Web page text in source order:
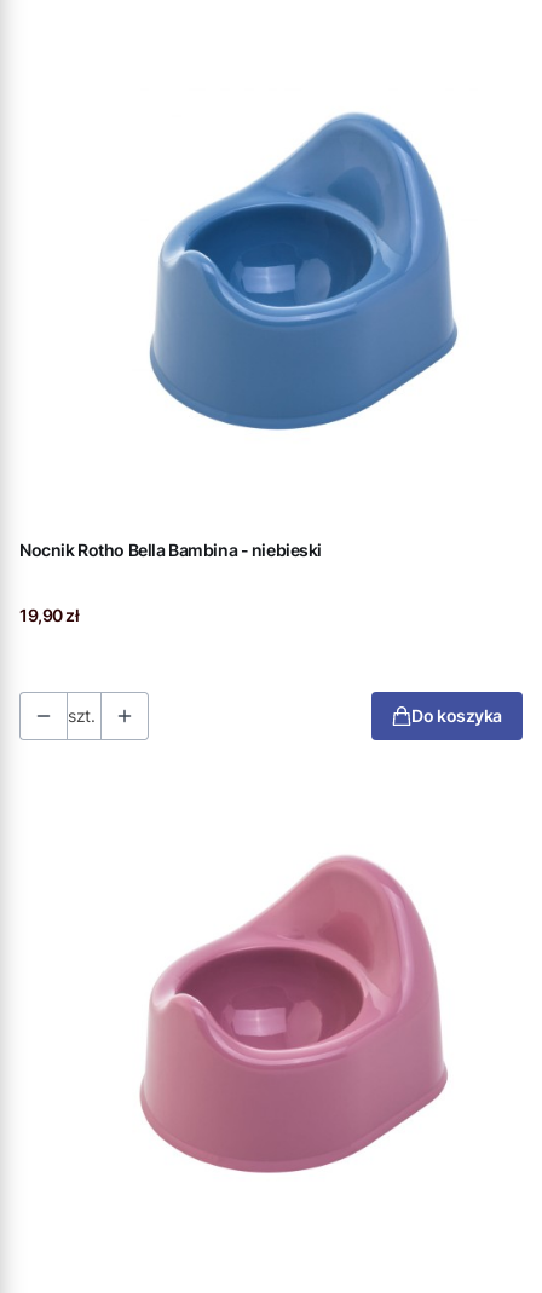
Nocnik Rotho Bella Bambina - niebieski
Cena
19,90 zł
szt. Do koszyka